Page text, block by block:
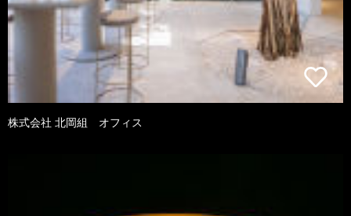
株式会社 北岡組 オフィス